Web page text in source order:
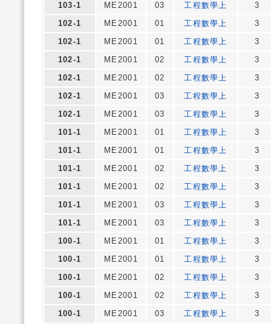
103-1
ME2001 03 工程數學上
3
102-1
ME2001 01 工程數學上
3
102-1
ME2001 01 工程數學上
3
102-1
ME2001 02 工程數學上
3
102-1
ME2001 02 工程數學上
3
102-1
ME2001 03 工程數學上
3
102-1
ME2001 03 工程數學上
3
101-1
ME2001 01 工程數學上
3
101-1
ME2001 01 工程數學上
3
101-1
ME2001 02 工程數學上
3
101-1
ME2001 02 工程數學上
3
101-1
ME2001 03 工程數學上
3
101-1
ME2001 03 工程數學上
3
100-1
ME2001 01 工程數學上
3
100-1
ME2001 01 工程數學上
3
100-1
ME2001 02 工程數學上
3
100-1
ME2001 02 工程數學上
3
100-1
ME2001 03 工程數學上
3